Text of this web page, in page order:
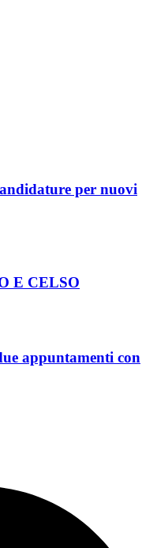
per nuovi
E CELSO
appuntamenti con